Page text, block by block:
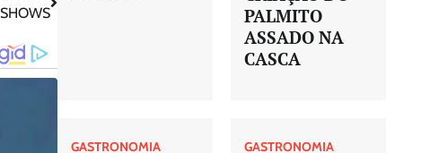
SHOWS
PALMITO
ASSADO NA
CASCA
GASTRONOMIA GASTRONOMIA